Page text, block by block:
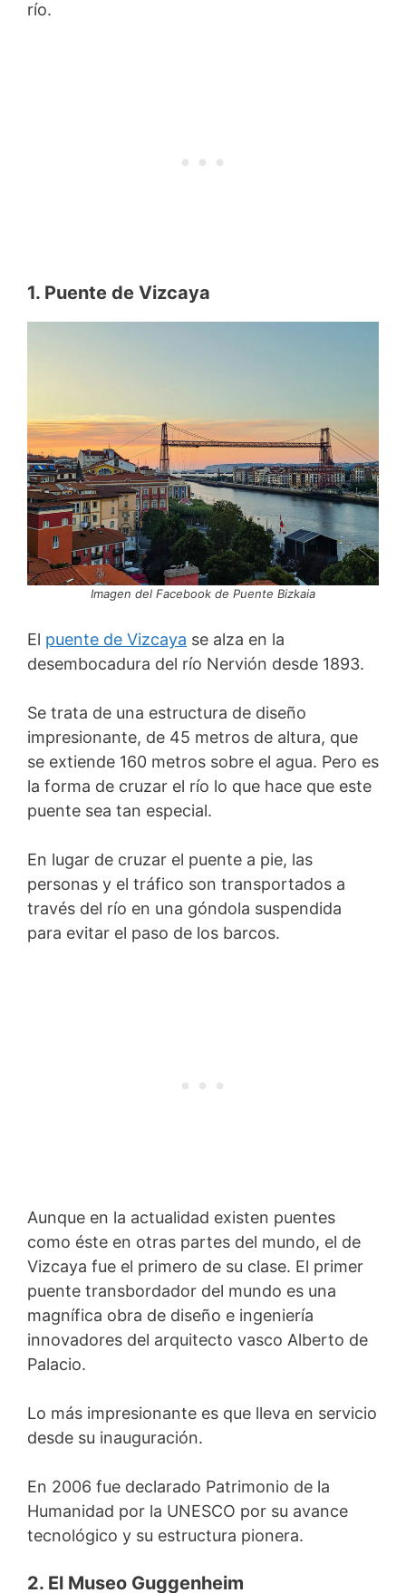
río.
1. Puente de Vizcaya
Imagen del Facebook de Puente Bizkaia
El puente de Vizcaya se alza en la
desembocadura del río Nervión desde 1893.
Se trata de una estructura de diseño
impresionante, de 45 metros de altura, que
se extiende 160 metros sobre el agua. Pero es
la forma de cruzar el río lo que hace que este
puente sea tan especial.
En lugar de cruzar el puente a pie, las
personas y el tráfico son transportados a
través del río en una góndola suspendida
para evitar el paso de los barcos.
Aunque en la actualidad existen puentes
como éste en otras partes del mundo, el de
Vizcaya fue el primero de su clase. El primer
puente transbordador del mundo es una
magnífica obra de diseño e ingeniería
innovadores del arquitecto vasco Alberto de
Palacio.
Lo más impresionante es que lleva en servicio
desde su inauguración.
En 2006 fue declarado Patrimonio de la
Humanidad por la UNESCO por su avance
tecnológico y su estructura pionera.
2. El Museo Guggenheim